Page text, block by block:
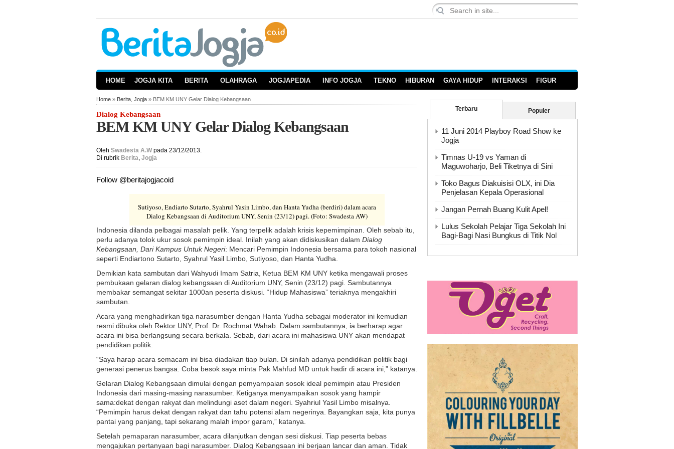
HOME JOGJA KITA BERITA OLAHRAGA JOGJAPEDIA INFO JOGJA TEKNO HIBURAN GAYA HIDUP INTERAKSI FIGUR
Home » Berita Jogja » BEM KM UNY Gelar Dialog Kebangsaan
Dialog Kebangsaan
BEM KM UNY Gelar Dialog Kebangsaan
Oleh Swadesta A.W pada 23/12/2013.
Di rubrik Berita, Jogja
Follow @beritajogjacoid
Sutiyoso, Endiarto Sutarto, Syahrul Yasin Limbo, dan Hanta Yudha (berdiri) dalam acara
Dialog Kebangsaan di Auditorium UNY, Senin (23/12) pagi. (Foto: Swadesta AW)
Indonesia dilanda pelbagai masalah pelik. Yang terpelik adalah krisis kepemimpinan. Oleh sebab itu,
perlu adanya tolok ukur sosok pemimpin ideal. Inilah yang akan didiskusikan dalam Dialog
Kebangsaan, Dari Kampus Untuk Negeri: Mencari Pemimpin Indonesia bersama para tokoh nasional
seperti Endiartono Sutarto, Syahrul Yasil Limbo, Sutiyoso, dan Hanta Yudha.
Demikian kata sambutan dari Wahyudi Imam Satria, Ketua BEM KM UNY ketika mengawali proses
pembukaan gelaran dialog kebangsaan di Auditorium UNY, Senin (23/12) pagi. Sambutannya
membakar semangat sekitar 1000an peserta diskusi. “Hidup Mahasiswa” teriaknya mengakhiri
sambutan.
Acara yang menghadirkan tiga narasumber dengan Hanta Yudha sebagai moderator ini kemudian
resmi dibuka oleh Rektor UNY, Prof. Dr. Rochmat Wahab. Dalam sambutannya, ia berharap agar
acara ini bisa berlangsung secara berkala. Sebab, dari acara ini mahasiswa UNY akan mendapat
pendidikan politik.
“Saya harap acara semacam ini bisa diadakan tiap bulan. Di sinilah adanya pendidikan politik bagi
generasi penerus bangsa. Coba besok saya minta Pak Mahfud MD untuk hadir di acara ini,” katanya.
Gelaran Dialog Kebangsaan dimulai dengan pemyampaian sosok ideal pemimpin atau Presiden
Indonesia dari masing-masing narasumber. Ketiganya menyampaikan sosok yang hampir
sama:dekat dengan rakyat dan melindungi aset dalam negeri. Syahriul Yasil Limbo misalnya.
“Pemimpin harus dekat dengan rakyat dan tahu potensi alam negerinya. Bayangkan saja, kita punya
pantai yang panjang, tapi sekarang malah impor garam,” katanya.
Setelah pemaparan narasumber, acara dilanjutkan dengan sesi diskusi. Tiap peserta bebas
mengajukan pertanyaan bagi narasumber. Dialog Kebangsaan ini berjaan lancar dan aman. Tidak
Terbaru Populer
11 Juni 2014 Playboy Road Show ke
Jogja
Timnas U-19 vs Yaman di
Maguwoharjo, Beli Tiketnya di Sini
Toko Bagus Diakuisisi OLX, ini Dia
Penjelasan Kepala Operasional
Jangan Pernah Buang Kulit Apel!
Lulus Sekolah Pelajar Tiga Sekolah Ini
Bagi-Bagi Nasi Bungkus di Titik Nol